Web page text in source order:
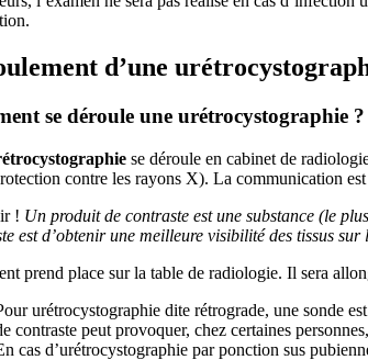
d’une
se déroule une urétrocystographie ?
se déroule en cabinet de
contre les rayons X). La communication
! Un produit de contraste est une substance (le
est d’obtenir une meilleure visibilité des tissus sur
prend place sur la table de radiologie. Il sera
urétrocystographie dite rétrograde, une sonde
contraste peut provoquer, chez certaines
cas d’urétrocystographie par ponction sus